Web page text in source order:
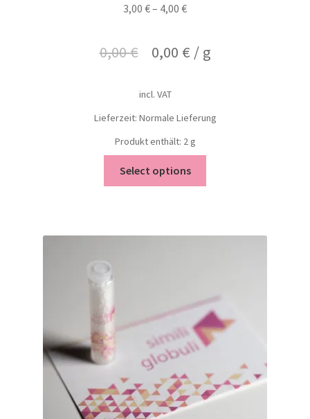
3,00 €– 4,00 €
0,00€ 0,00 € / g
incl. VAT
Lieferzeit: Normale Lieferung
Produkt enthält: 2g
Select options